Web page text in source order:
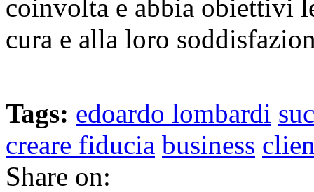
coinvolta e abbia obiettivi
cura e alla loro
Tags: edoardo lombardi
creare fiducia business
Share on: